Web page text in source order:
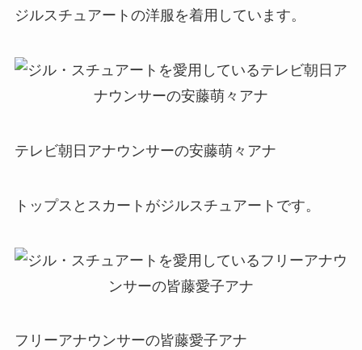
ジルスチュアートの洋服を着用しています。
テレビ朝日アナウンサーの安藤萌々アナ
トップスとスカートがジルスチュアートです。
フリーアナウンサーの皆藤愛子アナ